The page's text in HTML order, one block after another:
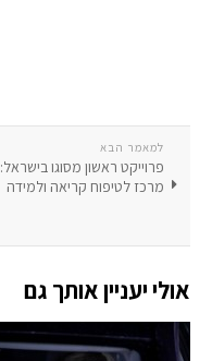
למאמר הבא
פרוייקט ראשון מסוגו בישראל:
מרכז לטיפוח קריאה ולמידה
אולי יעניין אותך גם